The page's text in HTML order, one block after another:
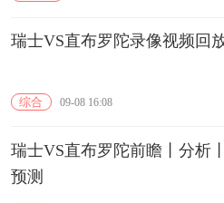
瑞士VS直布罗陀录像视频回
综合 09-08 16:08
瑞士VS直布罗陀前瞻丨分析丨
预测